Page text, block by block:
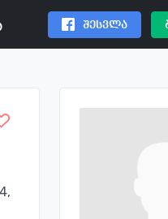
შესვლა